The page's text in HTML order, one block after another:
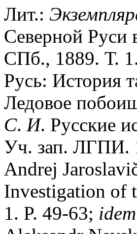
Лит.:
Северной Руси
СПб., 1889. Т.
Русь: История
Ледовое
С. И. Русские
Уч. зап. ЛГПИ.
Andrej
Investigation of
1. P. 49-63; idem